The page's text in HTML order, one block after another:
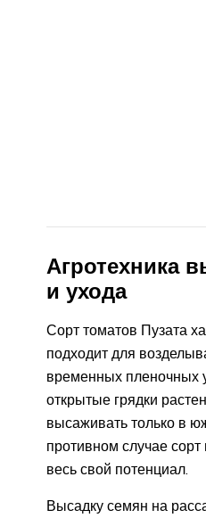
Агротехника
и ухода
Сорт томатов Пузата
подходит для
временных пленочных
открытые грядки
высаживать только в
противном случае
весь свой потенциал.
Высадку семян на